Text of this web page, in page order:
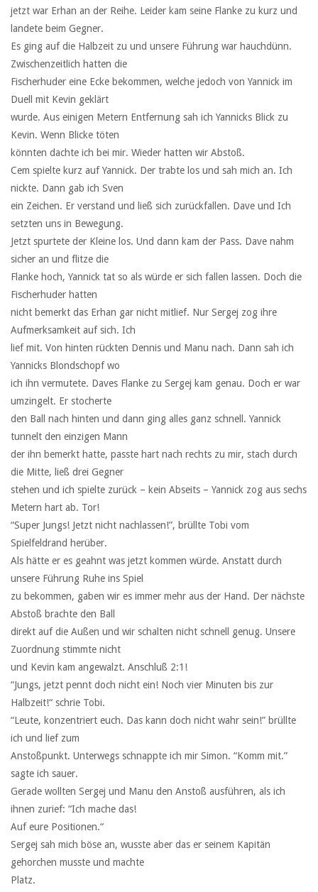
jetzt war Erhan an der Reihe. Leider kam seine Flanke zu kurz und
landete beim Gegner.
Es ging auf die Halbzeit zu und unsere Führung war hauchdünn.
Zwischenzeitlich hatten die
Fischerhuder eine Ecke bekommen, welche jedoch von Yannick im
Duell mit Kevin geklärt
wurde. Aus einigen Metern Entfernung sah ich Yannicks Blick zu
Kevin. Wenn Blicke töten
könnten dachte ich bei mir. Wieder hatten wir Abstoß.
Cem spielte kurz auf Yannick. Der trabte los und sah mich an. Ich
nickte. Dann gab ich Sven
ein Zeichen. Er verstand und ließ sich zurückfallen. Dave und Ich
setzten uns in Bewegung.
Jetzt spurtete der Kleine los. Und dann kam der Pass. Dave nahm
sicher an und flitze die
Flanke hoch, Yannick tat so als würde er sich fallen lassen. Doch die
Fischerhuder hatten
nicht bemerkt das Erhan gar nicht mitlief. Nur Sergej zog ihre
Aufmerksamkeit auf sich. Ich
lief mit. Von hinten rückten Dennis und Manu nach. Dann sah ich
Yannicks Blondschopf wo
ich ihn vermutete. Daves Flanke zu Sergej kam genau. Doch er war
umzingelt. Er stocherte
den Ball nach hinten und dann ging alles ganz schnell. Yannick
tunnelt den einzigen Mann
der ihn bemerkt hatte, passte hart nach rechts zu mir, stach durch
die Mitte, ließ drei Gegner
stehen und ich spielte zurück – kein Abseits – Yannick zog aus sechs
Metern hart ab. Tor!
“Super Jungs! Jetzt nicht nachlassen!”, brüllte Tobi vom
Spielfeldrand herüber.
Als hätte er es geahnt was jetzt kommen würde. Anstatt durch
unsere Führung Ruhe ins Spiel
zu bekommen, gaben wir es immer mehr aus der Hand. Der nächste
Abstoß brachte den Ball
direkt auf die Außen und wir schalten nicht schnell genug. Unsere
Zuordnung stimmte nicht
und Kevin kam angewalzt. Anschluß 2:1!
“Jungs, jetzt pennt doch nicht ein! Noch vier Minuten bis zur
Halbzeit!“ schrie Tobi.
“Leute, konzentriert euch. Das kann doch nicht wahr sein!” brüllte
ich und lief zum
Anstoßpunkt. Unterwegs schnappte ich mir Simon. “Komm mit.”
sagte ich sauer.
Gerade wollten Sergej und Manu den Anstoß ausführen, als ich
ihnen zurief: “Ich mache das!
Auf eure Positionen.“
Sergej sah mich böse an, wusste aber das er seinem Kapitän
gehorchen musste und machte
Platz.